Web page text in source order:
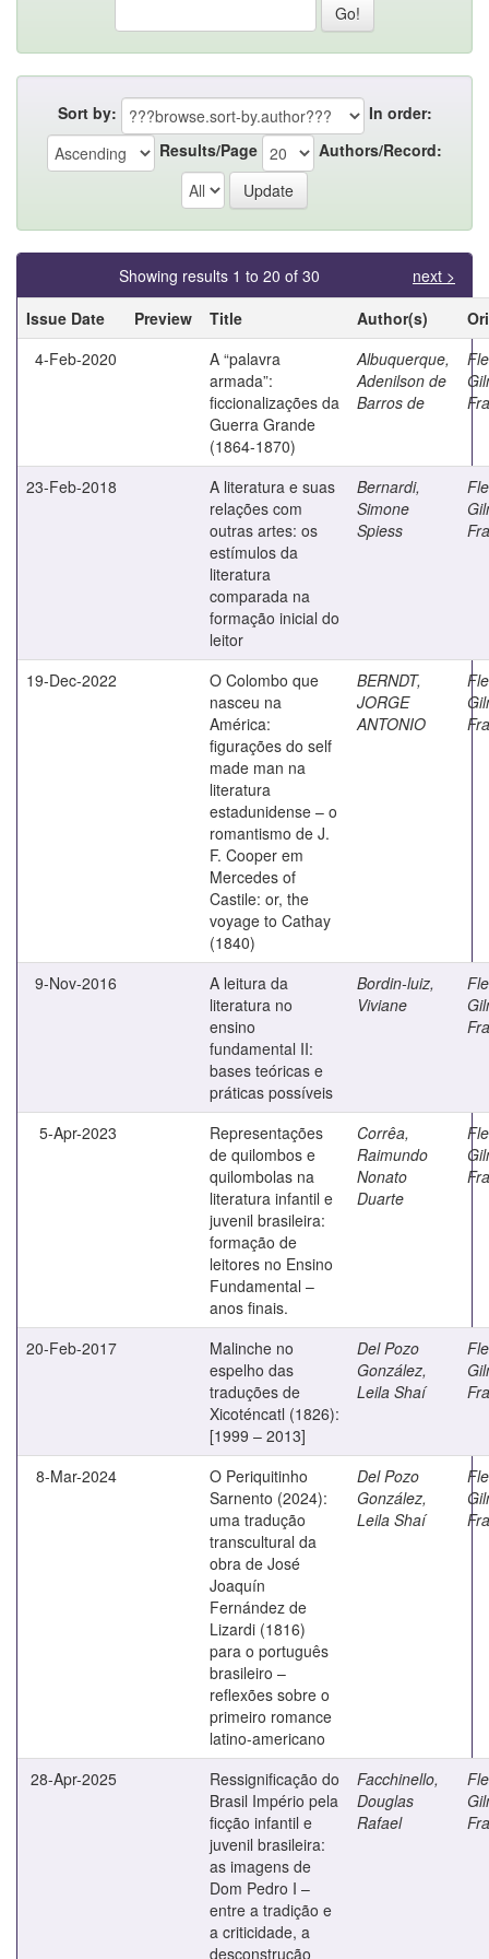
Sort by:
In order:
Results/Page
Authors/Record:
Showing results 1 to 20 of 30
next >
Issue Date
Preview Title Author(s)
4-Feb-2020
A “palavra
armada”:
ficcionalizações da
Guerra Grande
(1864-1870)
Albuquerque,
Adenilson de
Barros de
23-Feb-2018
A literatura e suas
relações com
outras artes: os
estímulos da
literatura
comparada na
formação inicial do
leitor
Bernardi,
Simone
Spiess
19-Dec-2022
O Colombo que
nasceu na
América:
figurações do self
made man na
literatura
estadunidense – o
romantismo de J.
F. Cooper em
Mercedes of
Castile: or, the
voyage to Cathay
(1840)
BERNDT,
JORGE
ANTONIO
9-Nov-2016
A leitura da
literatura no
ensino
fundamental II:
bases teóricas e
práticas possíveis
Bordin-luiz,
Viviane
5-Apr-2023
Representações
de quilombos e
quilombolas na
literatura infantil e
juvenil brasileira:
formação de
leitores no Ensino
Fundamental –
anos finais.
Corrêa,
Raimundo
Nonato
Duarte
20-Feb-2017
Malinche no
espelho das
traduções de
Xicoténcatl (1826):
[1999 – 2013]
Del Pozo
González,
Leila Shaí
8-Mar-2024
O Periquitinho
Sarnento (2024):
uma tradução
transcultural da
obra de José
Joaquín
Fernández de
Lizardi (1816)
para o português
brasileiro –
reflexões sobre o
primeiro romance
latino-americano
Del Pozo
González,
Leila Shaí
28-Apr-2025
Ressignificação do
Brasil Império pela
ficção infantil e
juvenil brasileira:
as imagens de
Dom Pedro I –
entre a tradição e
a criticidade, a
desconstrução
Facchinello,
Douglas
Rafael